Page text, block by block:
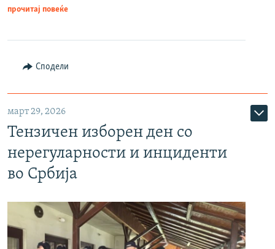
прочитај повеќе
Сподели
март 29, 2026
Тензичен изборен ден со
нерегуларности и инциденти
во Србија